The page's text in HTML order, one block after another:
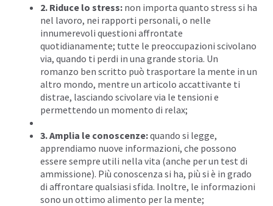
2. Riduce lo stress: non importa quanto stress si ha
nel lavoro, nei rapporti personali, o nelle
innumerevoli questioni affrontate
quotidianamente; tutte le preoccupazioni scivolano
via, quando ti perdi in una grande storia. Un
romanzo ben scritto può trasportare la mente in un
altro mondo, mentre un articolo accattivante ti
distrae, lasciando scivolare via le tensioni e
permettendo un momento di relax;
3. Amplia le conoscenze:quando si legge,
apprendiamo nuove informazioni, che possono
essere sempre utili nella vita (anche per un test di
ammissione). Più conoscenza si ha, più si è in grado
di affrontare qualsiasi sfida. Inoltre, le informazioni
sono un ottimo alimento per la mente;